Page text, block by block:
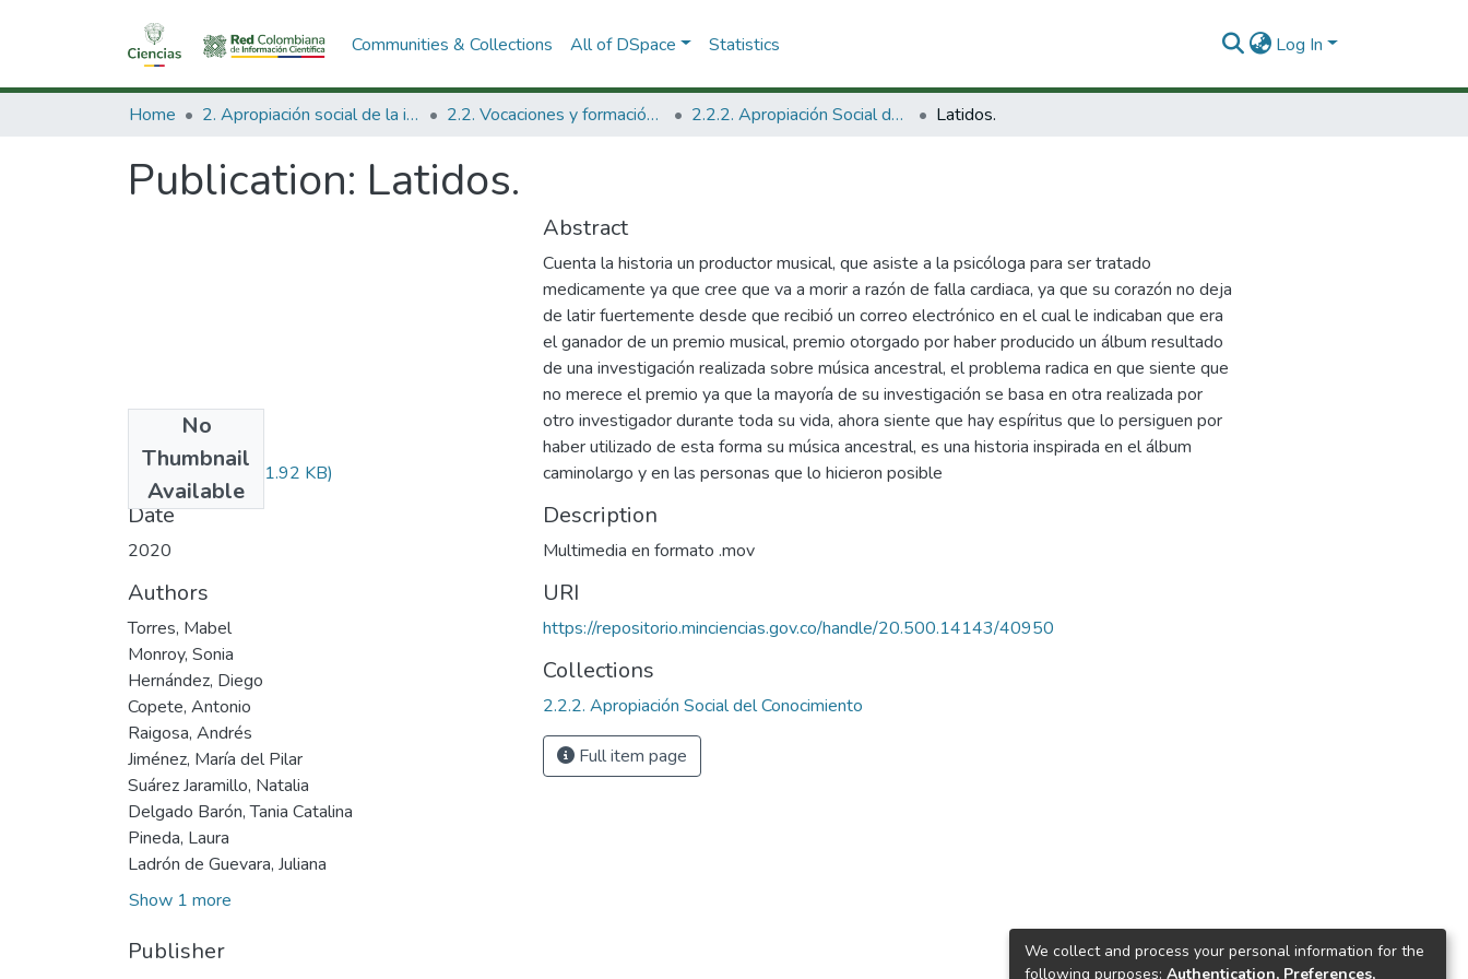
Communities & Collections All of DSpace Statistics Log In
Home 2. Apropiación social de la información en Ciencia Tecnología e Innovación 2.2. Vocaciones y formación de la CTeI 2.2.2. Apropiación Social del Conocimiento Latidos.
Publication: Latidos.
No
Thumbnail
Available
Audiovisual.pdf(31.92 KB)
Date
2020
Authors
Torres, Mabel
Monroy, Sonia
Hernández, Diego
Copete, Antonio
Raigosa, Andrés
Jiménez, María del Pilar
Suárez Jaramillo, Natalia
Delgado Barón, Tania Catalina
Pineda, Laura
Ladrón de Guevara, Juliana
Show 1 more
Publisher
Abstract
Cuenta la historia un productor musical, que asiste a la psicóloga para ser tratado
medicamente ya que cree que va a morir a razón de falla cardiaca, ya que su corazón no deja
de latir fuertemente desde que recibió un correo electrónico en el cual le indicaban que era
el ganador de un premio musical, premio otorgado por haber producido un álbum resultado
de una investigación realizada sobre música ancestral, el problema radica en que siente que
no merece el premio ya que la mayoría de su investigación se basa en otra realizada por
otro investigador durante toda su vida, ahora siente que hay espíritus que lo persiguen por
haber utilizado de esta forma su música ancestral, es una historia inspirada en el álbum
caminolargo y en las personas que lo hicieron posible
Description
Multimedia en formato .mov
URI
https://repositorio.minciencias.gov.co/handle/20.500.14143/40950
Collections
2.2.2. Apropiación Social del Conocimiento
Full item page
We collect and process your personal information for the
following purposes: Authentication, Preferences,